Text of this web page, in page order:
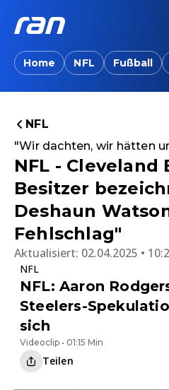
Home NFL Fußball
NFL
"Wir dachten, wir hätten
NFL - Cleveland
Besitzer
Deshaun
Fehlschlag"
Aktualisiert: 02.04.2025 •
NFL
NFL: Aaron
Steelers-
sich
Videoclip • 01:15 Min
Teilen